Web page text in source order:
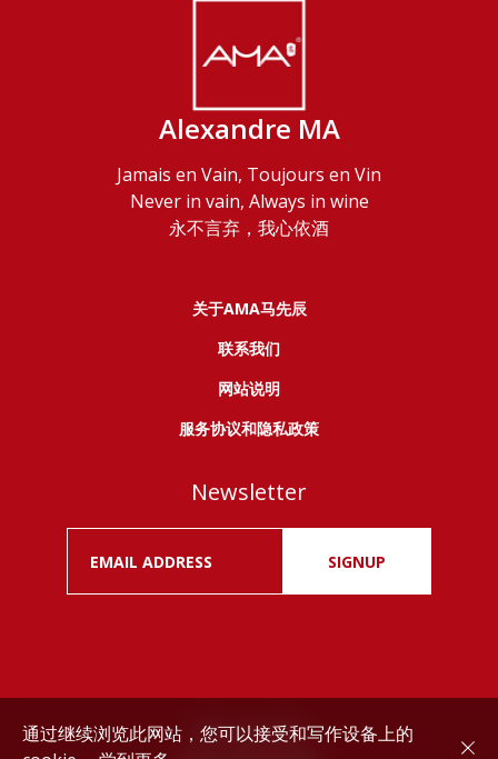
Alexandre MA
Jamais en Vain, Toujours en Vin
Never in vain, Always in wine
永不言弃，我心依酒
关于AMA马先辰
联系我们
网站说明
服务协议和隐私政策
Newsletter
SIGNUP
Drink responsibly.
通过继续浏览此网站，您可以接受和写作设备上的